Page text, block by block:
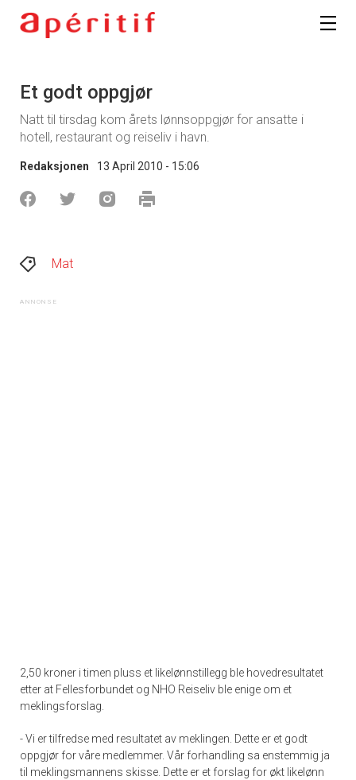
Et godt oppgjør
Natt til tirsdag kom årets lønnsoppgjør for ansatte i
hotell, restaurant og reiseliv i havn.
Redaksjonen 13 April 2010 - 15:06
Mat
2,50 kroner i timen pluss et likelønnstillegg ble hovedresultatet
etter at Fellesforbundet og NHO Reiseliv ble enige om et
meklingsforslag.
- Vi er tilfredse med resultatet av meklingen. Dette er et godt
oppgjør for våre medlemmer. Vår forhandling sa enstemmig ja
til meklingsmannens skisse. Dette er et forslag for økt likelønn